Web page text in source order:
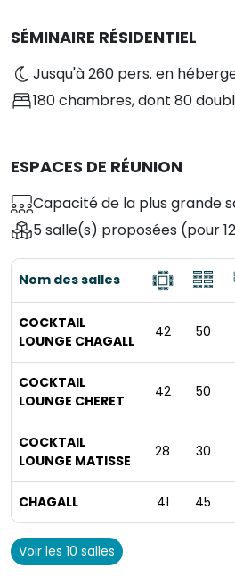
SÉMINAIRE RÉSIDENTIEL
Jusqu'à 260 pers. en
180 chambres, dont 80
ESPACES DE RÉUNION
Capacité de la plus grande
5 salle(s) proposées (pour
Nom des salles
COCKTAIL
LOUNGE CHAGALL
42 50
COCKTAIL
LOUNGE CHERET
42 50
COCKTAIL
LOUNGE MATISSE
28 30
CHAGALL 41 45
Voir les 10 salles